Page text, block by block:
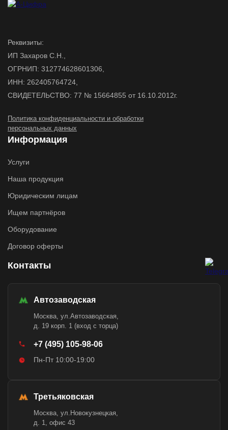
Реквизиты:
ИП Захаров С.Н.,
ОГРНИП: 312774628601306,
ИНН: 262405764724,
СВИДЕТЕЛЬСТВО: 77 № 15664855 от 16.10.2012г.
Политика конфиденциальности и обработки
персональных данных
Информация
Услуги
Наша продукция
Юридическим лицам
Ищем партнёров
Оборудование
Договор оферты
Контакты
Автозаводская
Москва, ул.Автозаводская,
д. 19 корп. 1 (вход с торца)
+7 (495) 105-98-06
Пн-Пт 10:00-19:00
Третьяковская
Москва, ул.Новокузнецкая,
д. 1, офис 43